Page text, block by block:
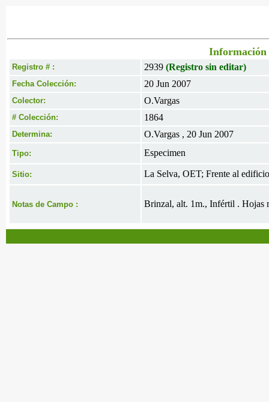
Información
Registro # : 2939 (Registro sin editar)
Fecha Colección: 20 Jun 2007
Colector: O.Vargas
# Colección: 1864
Determina: O.Vargas , 20 Jun 2007
Tipo: Especimen
Sitio: La Selva, OET; Frente al
Notas de Campo : Brinzal, alt. 1m., Infértil . Hojas